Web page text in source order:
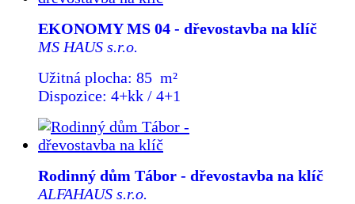
EKONOMY MS 04 - dřevostavba na klíč
MS HAUS s.r.o.
Užitná plocha: 85 m²
Dispozice: 4+kk / 4+1
Rodinný dům Tábor - dřevostavba na klíč
ALFAHAUS s.r.o.